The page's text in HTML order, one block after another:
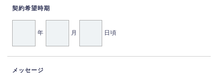
契約希望時期
年 月 日頃
メッセージ